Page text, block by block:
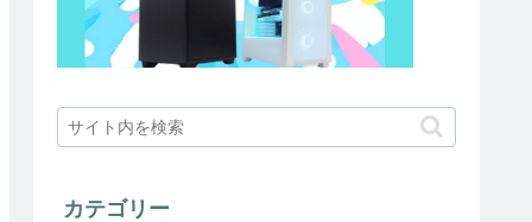
カテゴリー